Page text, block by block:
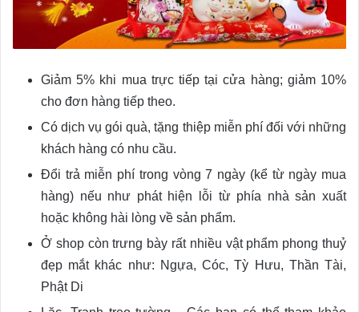
Giảm 5% khi mua trực tiếp tại cửa hàng; giảm 10%
cho đơn hàng tiếp theo.
Có dịch vụ gói quà, tặng thiệp miễn phí đối với những
khách hàng có nhu cầu.
Đổi trả miễn phí trong vòng 7 ngày (kể từ ngày mua
hàng) nếu như phát hiện lỗi từ phía nhà sản xuất
hoặc không hài lòng về sản phẩm.
Ở shop còn trưng bày rất nhiều vật phẩm phong thuỷ
đẹp mắt khác như: Ngựa, Cóc, Tỳ Hưu, Thần Tài,
Phật Di